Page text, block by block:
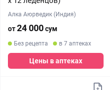
Алка Аюрведик (Индия)
от24 000сум
Без рецепта в 7 аптеках
Цены в аптеках